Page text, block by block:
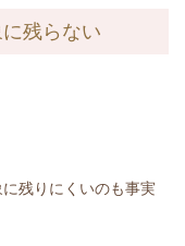
残らない
残りにくいのも事実